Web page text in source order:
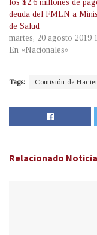
los $2.6 millones de
deuda del FMLN a
de Salud
martes, 20 agosto 2019
En «Nacionales»
Tags: Comisión de
Relacionado